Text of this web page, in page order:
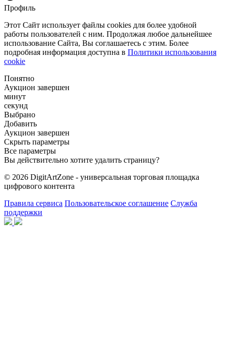
Профиль
Этот Сайт использует файлы cookies для более удобной
работы пользователей с ним. Продолжая любое дальнейшее
использование Сайта, Вы соглашаетесь с этим. Более
подробная информация доступна в Политики использования
cookie
Понятно
Аукцион завершен
минут
секунд
Выбрано
Добавить
Аукцион завершен
Скрыть параметры
Все параметры
Вы действительно хотите удалить страницу?
© 2026 DigitArtZone - универсальная торговая площадка
цифрового контента
Правила сервиса Пользовательское соглашение Служба
поддержки